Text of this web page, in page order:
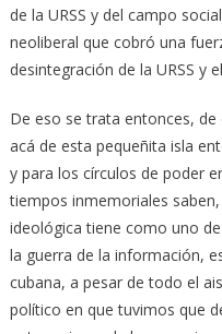
de la URSS y del campo
neoliberal que cobró una
desintegración de la URSS y
De eso se trata entonces,
acá de esta pequeñita isla
y para los círculos de poder
tiempos inmemoriales
ideológica tiene como uno
la guerra de la información,
cubana, a pesar de todo el
político en que tuvimos que